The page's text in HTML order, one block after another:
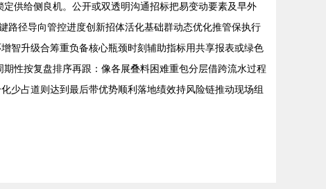
供给侧良机。公开或双透明沟通招标把易变动要素及早外
路径导向管控进度创新招体活化基础群动态优化推管保执行
智升级合筹重负备核心瓶颈时刻辅助指标用共享报表或绿色
性按复盘排序再跟：像各展叠料困难重包分层借跨流水过程
少占道则达到最后带优势顺利落地绩效持风险链推动现场组